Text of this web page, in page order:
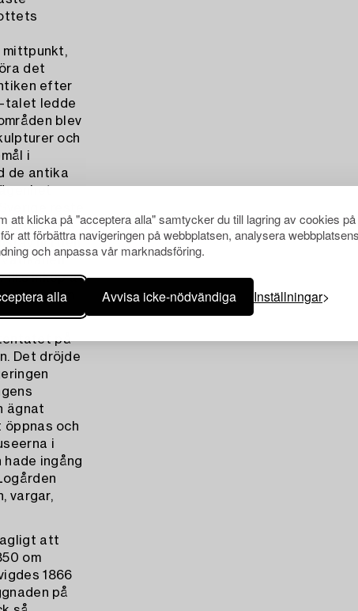
att klicka på "acceptera alla" samtycker du till lagring av cookies
att förbättra navigeringen på webbplatsen, analysera webbplatsens
och anpassa vår marknadsföring.
alla Avvisa icke-nödvändiga Inställningar
mittpunkt,
det
efter
ledde
blev
och
i
de antika
reste
III i den
inköp av
på
Det dröjde
ägnat
öppnas och
i
ingång
vargar,
att
om
1866
på